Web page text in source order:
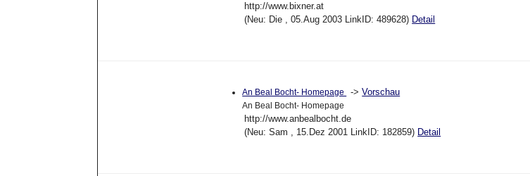
http://www.bixner.at
(Neu: Die , 05.Aug 2003 LinkID: 489628) Detail
An Beal Bocht- Homepage ->Vorschau
An Beal Bocht- Homepage
http://www.anbealbocht.de
(Neu: Sam , 15.Dez 2001 LinkID: 182859) Detail